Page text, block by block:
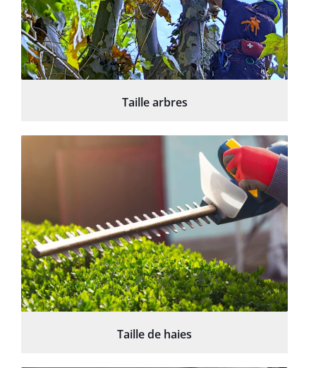
Taille arbres
Taille de haies